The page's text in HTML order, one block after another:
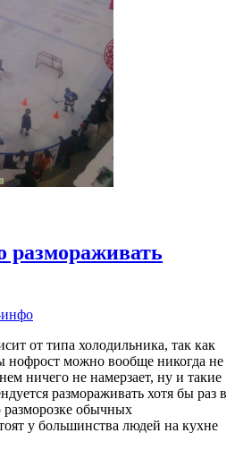
размораживать
инфо
от типа холодильника, так как
нофрост можно вообще никогда не
ничего не намерзает, ну и такие
размораживать хотя бы раз в
обычных
у большинства людей на кухне